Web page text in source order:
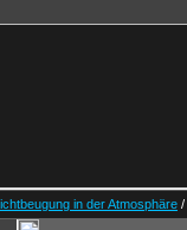
in der Atmosphäre /